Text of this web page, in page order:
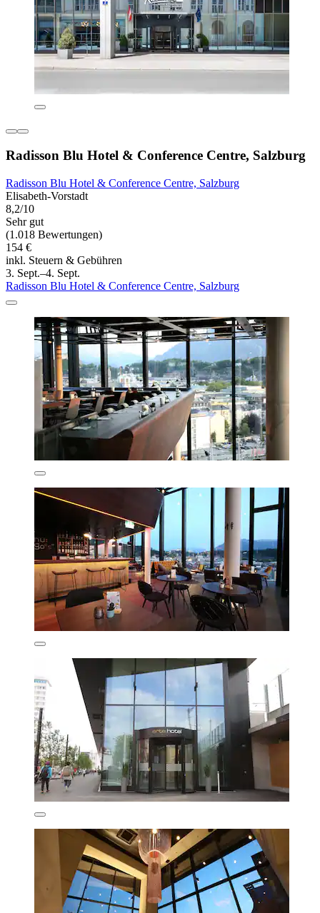
Radisson Blu Hotel & Conference Centre, Salzburg
Radisson Blu Hotel & Conference Centre, Salzburg
Elisabeth-Vorstadt
8,2/10
Sehr gut
(1.018 Bewertungen)
154 €
inkl. Steuern & Gebühren
3. Sept.–4. Sept.
Radisson Blu Hotel & Conference Centre, Salzburg